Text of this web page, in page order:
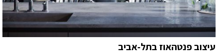
עיצוב פנטהאוז בתל-אביב